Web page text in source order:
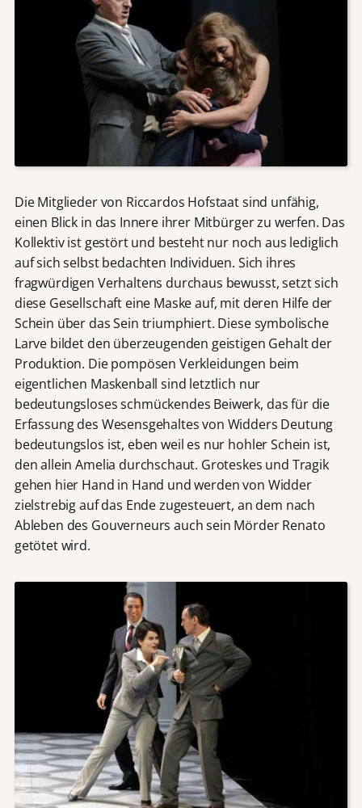
Die Mitglieder von Riccardos Hofstaat sind unfähig,
einen Blick in das Innere ihrer Mitbürger zu werfen. Das
Kollektiv ist gestört und besteht nur noch aus lediglich
auf sich selbst bedachten Individuen. Sich ihres
fragwürdigen Verhaltens durchaus bewusst, setzt sich
diese Gesellschaft eine Maske auf, mit deren Hilfe der
Schein über das Sein triumphiert. Diese symbolische
Larve bildet den überzeugenden geistigen Gehalt der
Produktion. Die pompösen Verkleidungen beim
eigentlichen Maskenball sind letztlich nur
bedeutungsloses schmückendes Beiwerk, das für die
Erfassung des Wesensgehaltes von Widders Deutung
bedeutungslos ist, eben weil es nur hohler Schein ist,
den allein Amelia durchschaut. Groteskes und Tragik
gehen hier Hand in Hand und werden von Widder
zielstrebig auf das Ende zugesteuert, an dem nach
Ableben des Gouverneurs auch sein Mörder Renato
getötet wird.